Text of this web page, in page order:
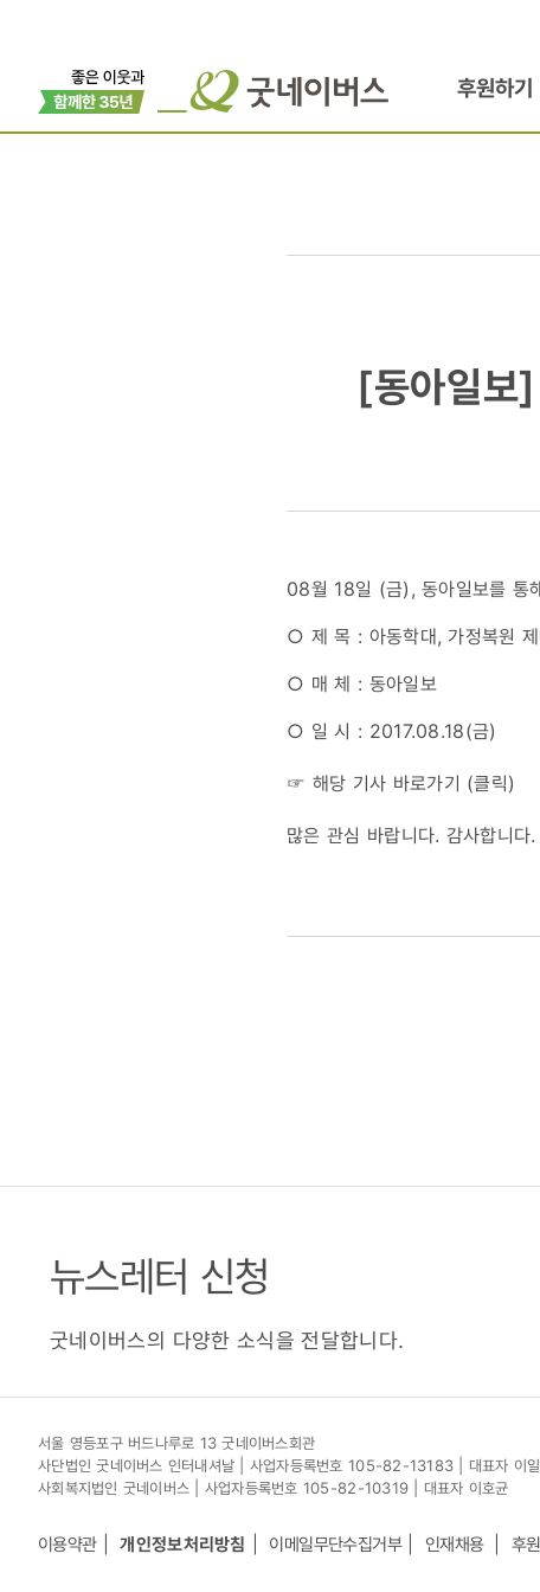
후원하기
[동아일보]
가정복원
안돼
재발
일쑤
[동아일보
08월 18일 (금), 동아일보를 통
○ 제 목 : 아동학대, 가정복원
○ 매 체 : 동아일보
○ 일 시 : 2017.08.18(금)
☞ 해당 기사 바로가기 (클릭)
많은 관심 바랍니다. 감사합니
뉴스레터 신청
굿네이버스의 다양한 소식을 전달합니다.
서울 영등포구 버드나루로 13 굿네이버스회관
사단법인 굿네이버스 인터내셔날 | 사업자등록번호 105-82-13183 | 대표자 이
사회복지법인 굿네이버스 | 사업자등록번호 105-82-10319 | 대표자 이호균
이용약관 개인정보처리방침 이메일무단수집거부 인재채용 후